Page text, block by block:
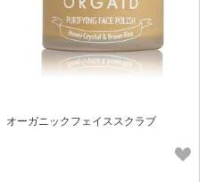
オーガニックフェイススクラブ